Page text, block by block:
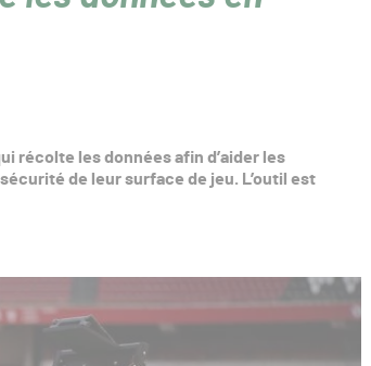
récolte les données afin d’aider les
de leur surface de jeu. L’outil est